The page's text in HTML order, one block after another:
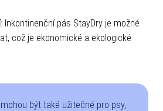
: Inkontinenční pás StayDry je možné
což je ekonomické a ekologické
být také užitečné pro psy,